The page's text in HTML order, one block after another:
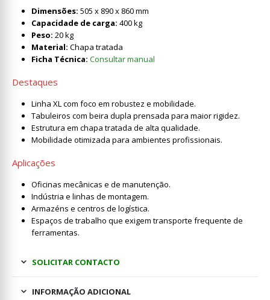
Dimensões: 505 x 890 x 860 mm
Capacidade de carga: 400 kg
Peso: 20 kg
Material: Chapa tratada
Ficha Técnica: Consultar manual
Destaques
Linha XL com foco em robustez e mobilidade.
Tabuleiros com beira dupla prensada para maior rigidez.
Estrutura em chapa tratada de alta qualidade.
Mobilidade otimizada para ambientes profissionais.
Aplicações
Oficinas mecânicas e de manutenção.
Indústria e linhas de montagem.
Armazéns e centros de logística.
Espaços de trabalho que exigem transporte frequente de
ferramentas.
SOLICITAR CONTACTO
INFORMAÇÃO ADICIONAL